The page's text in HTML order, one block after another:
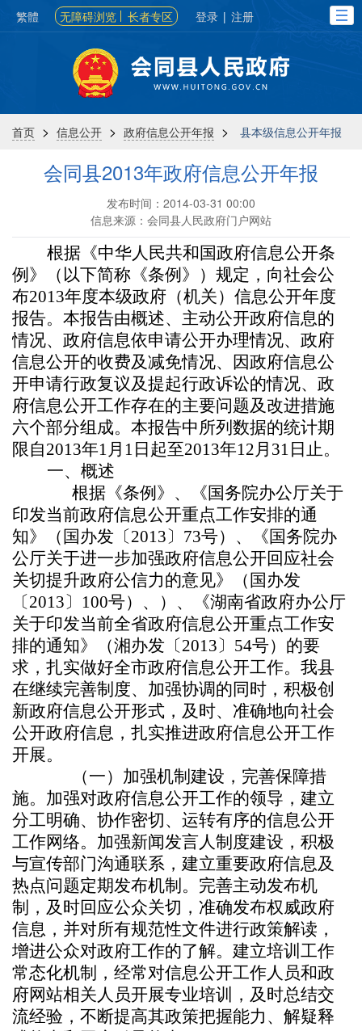
繁體 无障碍浏览 长者专区 登录 | 注册
首页 > 信息公开 > 政府信息公开年报 > 县本级信息公开年报
会同县2013年政府信息公开年报
发布时间：2014-03-31 00:00
信息来源：会同县人民政府门户网站
根据《中华人民共和国政府信息公开条
例》（以下简称《条例》）规定，向社会公
布2013年度本级政府（机关）信息公开年度
报告。本报告由概述、主动公开政府信息的
情况、政府信息依申请公开办理情况、政府
信息公开的收费及减免情况、因政府信息公
开申请行政复议及提起行政诉讼的情况、政
府信息公开工作存在的主要问题及改进措施
六个部分组成。本报告中所列数据的统计期
限自2013年1月1日起至2013年12月31日止。
一、概述
根据《条例》、《国务院办公厅关于
印发当前政府信息公开重点工作安排的通
知》（国办发〔2013〕73号）、《国务院办
公厅关于进一步加强政府信息公开回应社会
关切提升政府公信力的意见》（国办发
〔2013〕100号）、
）、《湖南省政府办公厅
关于印发当前全省政府信息公开重点工作安
排的通知》（湘办发〔2013〕54号）的要
求，扎实做好全市政府信息公开工作。 我县
在继续完善制度、加强协调的同时，积极创
新政府信息公开形式，及时、准确地向社会
公开政府信息，扎实推进政府信息公开工作
开展。
（一）加强机制建设，完善保障措
施。加强对政府信息公开工作的领导，建立
分工明确、协作密切、运转有序的信息公开
工作网络。加强新闻发言人制度建设，积极
与宣传部门沟通联系，建立重要政府信息及
热点问题定期发布机制。完善主动发布机
制，及时回应公众关切，准确发布权威政府
信息，并对所有规范性文件进行政策解读，
增进公众对政府工作的了解。建立培训工作
常态化机制，经常对信息公开工作人员和政
府网站相关人员开展专业培训，及时总结交
流经验，不断提高其政策把握能力、解疑释